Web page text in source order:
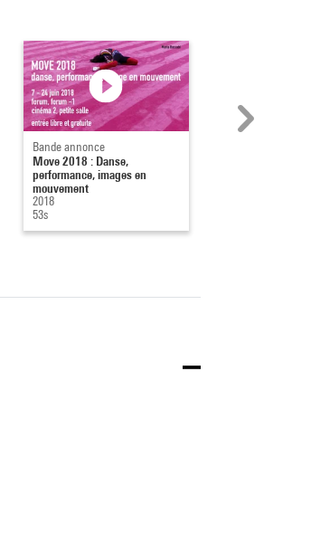
Bande annonce
Move 2018 : Danse,
performance, images en
mouvement
2018
53s